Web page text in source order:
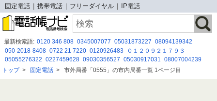
固定電話 携帯電話 フリーダイヤル IP電話
最新検索語: 0120 346 808 0345007077 05031873227 08094139342
050-2018-8408 0722 21 7220 0120926483
０１２０９２１７９３
05055276322 0227459628 09030356527 05030917031 08007004239
0120 390 197 0367377369 0942276607 08048920755 08008052212
トップ> 固定電話 > 市外局番「0555」の市内局番一覧 1ページ目